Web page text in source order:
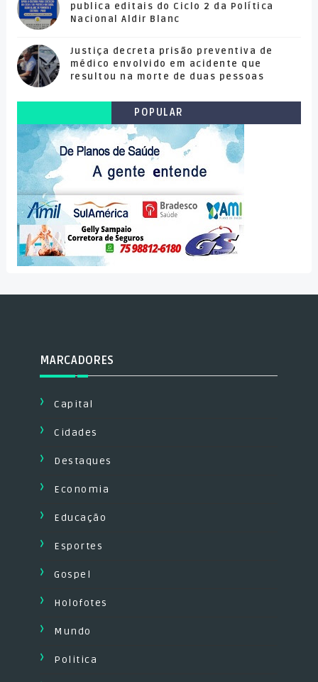
publica editais do Ciclo 2 da Política
Nacional Aldir Blanc
Justiça decreta prisão preventiva de
médico envolvido em acidente que
resultou na morte de duas pessoas
POPULAR
MARCADORES
Capital
Cidades
Destaques
Economia
Educação
Esportes
Gospel
Holofotes
Mundo
Politica